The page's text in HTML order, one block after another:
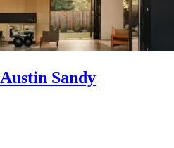
Sandy